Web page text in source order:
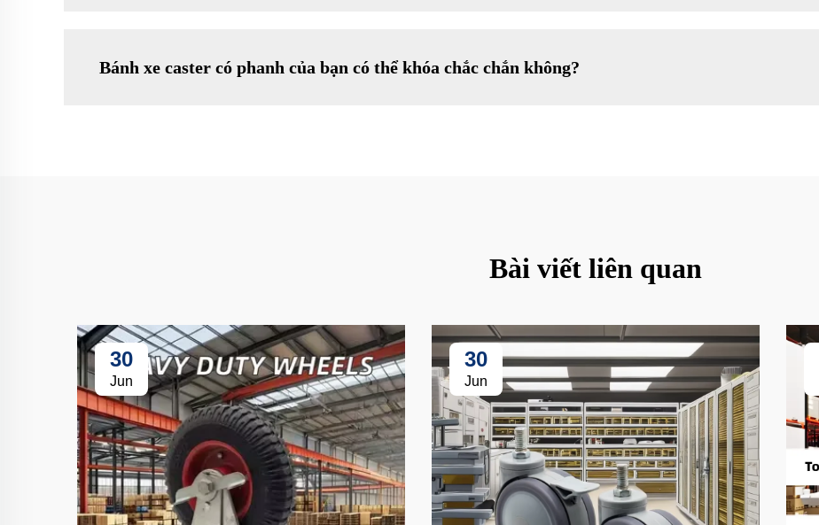
Bánh xe caster có phanh của bạn có thể khóa chắc chắn không?
Bài viết liên quan
30
Jun
30
Jun